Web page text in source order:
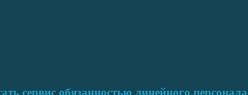
сервис обязанностью линейного персонала